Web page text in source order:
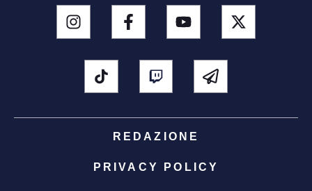
REDAZIONE
PRIVACY POLICY